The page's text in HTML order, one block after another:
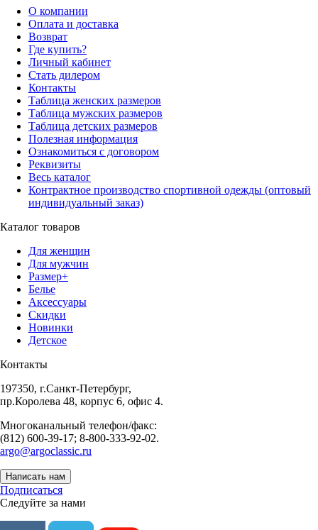
О компании
Оплата и доставка
Возврат
Где купить?
Личный кабинет
Стать дилером
Контакты
Таблица женских размеров
Таблица мужских размеров
Таблица детских размеров
Полезная информация
Ознакомиться с договором
Реквизиты
Весь каталог
Контрактное производство спортивной одежды (оптовый
индивидуальный заказ)
Каталог товаров
Для женщин
Для мужчин
Размер+
Белье
Аксессуары
Скидки
Новинки
Детское
Контакты
197350, г.Санкт-Петербург,
пр.Королева 48, корпус 6, офис 4.
Многоканальный телефон/факс:
(812) 600-39-17; 8-800-333-92-02.
argo@argoclassic.ru
Написать нам
Подписаться
Следуйте за нами